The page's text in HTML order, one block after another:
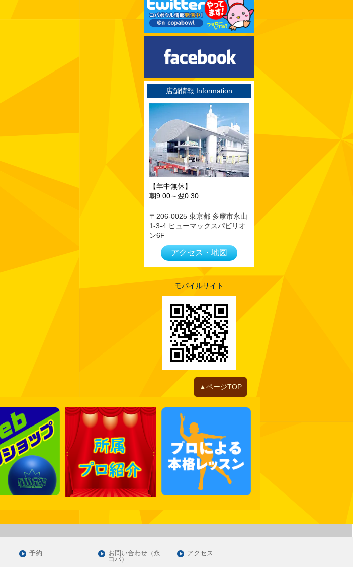
2024年05月
2024年04月
2024年03月
2024年02月
2024年01月
2023年12月
2023年11月
2023年10月
2023年09月
2023年08月
2023年07月
2023年06月
2023年05月
2023年04月
2023年02月
2023年01月
2022年12月
2022年11月
2022年10月
2022年08月
2022年07月
2022年06月
2022年05月
2022年04月
2022年01月
2021年11月
2021年10月
2021年09月
2021年07月
2021年06月
2021年05月
2021年01月
店舗情報 Information
【年中無休】
朝9:00～翌0:30
206-0025 東京都 多摩市永山
1-3-4 ヒューマックスパビリオ
ン6F
アクセス・地図
モバイルサイト
▲ページTOP
予約
お問い合わせ（永
コパ）
アクセス